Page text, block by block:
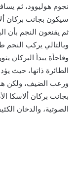
نجوم هوليوود، ثم
سيكون بجانب بركان
وبالتالي يركب النجم
وفاجأة يبدأ البركان
الطائرة ذاتها، حيث
ورعب الضيف، ولكن
بجانب بركان ألاسكا
الصوتية، والدخان